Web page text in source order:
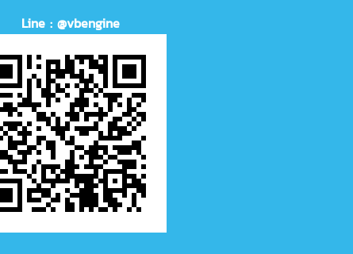
Line : @vbengine